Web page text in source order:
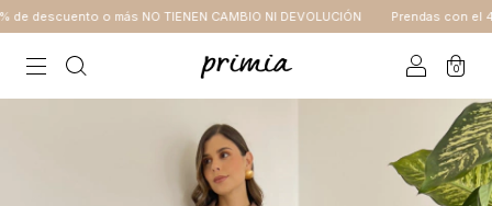
descuento o más NO TIENEN CAMBIO NI DEVOLUCIÓN Prendas con el
0